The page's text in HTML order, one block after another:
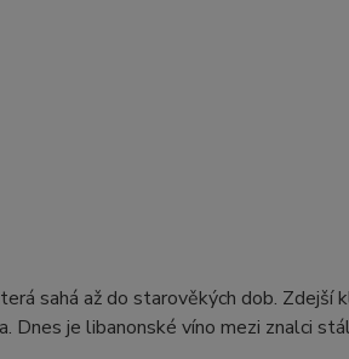
sahá až do starověkých dob. Zdejší
Dnes je libanonské víno mezi znalci